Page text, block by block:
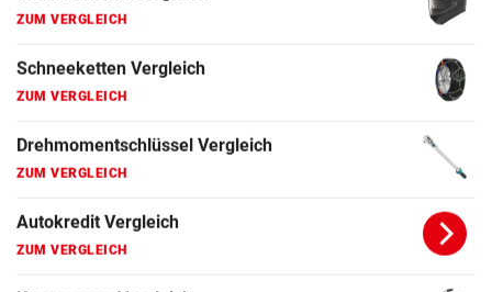
Schneeketten Vergleich
Drehmomentschlüssel Vergleich
Autokredit Vergleich
Kompressor Vergleich